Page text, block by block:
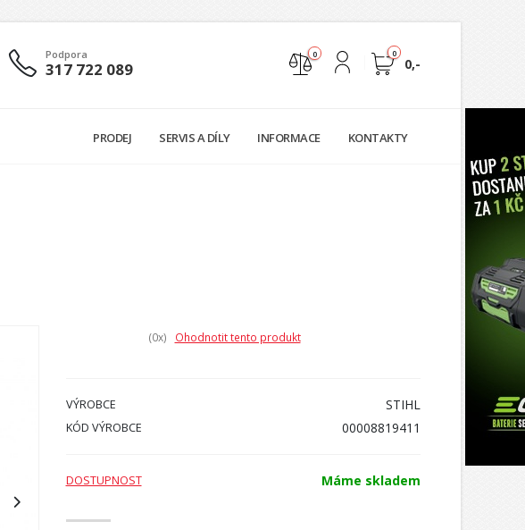
Podpora
317 722 089
0
0,-
0
PRODEJ SERVIS A DÍLY INFORMACE KONTAKTY
(0x) Ohodnotit tento produkt
VÝROBCE STIHL
KÓD VÝROBCE 00008819411
DOSTUPNOST Máme skladem